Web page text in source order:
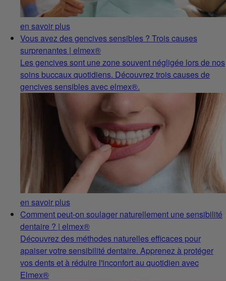
en savoir plus
Vous avez des gencives sensibles ? Trois causes
surprenantes | elmex®
Les gencives sont une zone souvent négligée lors de nos
soins buccaux quotidiens. Découvrez trois causes de
gencives sensibles avec elmex®.
en savoir plus
Comment peut-on soulager naturellement une sensibilité
dentaire ? | elmex®
Découvrez des méthodes naturelles efficaces pour
apaiser votre sensibilité dentaire. Apprenez à protéger
vos dents et à réduire l'inconfort au quotidien avec
Elmex®